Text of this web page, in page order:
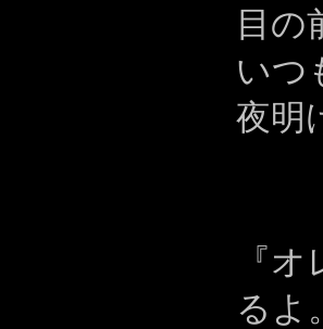
目の
いつ
夜明
『
るよ